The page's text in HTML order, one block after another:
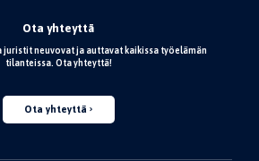
Ota yhteyttä
neuvovat ja auttavat kaikissa työelämän
tilanteissa. Ota yhteyttä!
Ota yhteyttä